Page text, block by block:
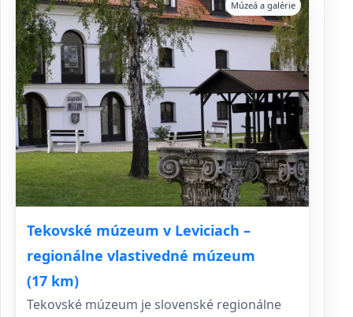
Tekovské múzeum v Leviciach –
regionálne vlastivedné múzeum
(17 km)
Múzeá a galérie
Tekovské múzeum je slovenské regionálne